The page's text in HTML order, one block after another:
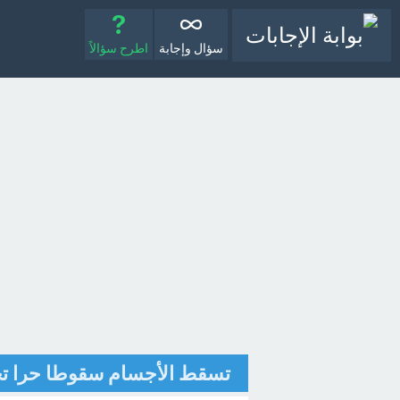
سؤال وإجابة اطرح سؤالاً
تسقط الأجسام سقوطا حرا